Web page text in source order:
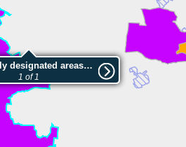
Nationally designated areas (NatDA) - Large scale viewing:Inschutznahme von Landschaftsteilen beiderseits des Lechs von der Stadt Landsberg bis zur südlichen Landkreisgrenze des Landkreises Landsberg bei Kinsau als LSG "Lechtal-Süd"
1 of 1